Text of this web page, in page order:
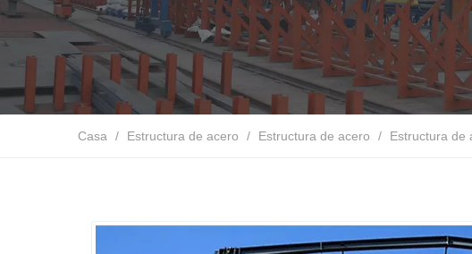
Casa / Estructura de acero / Estructura de acero / Estructura de